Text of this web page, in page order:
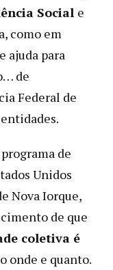
Social e
como em
ajuda para
de
Federal de
de
Unidos
Nova Iorque,
de que
coletiva é
onde e quanto.